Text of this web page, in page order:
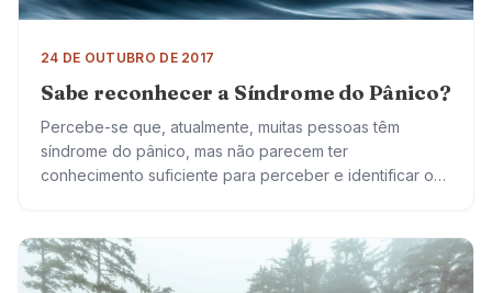
24 DE OUTUBRO DE 2017
Sabe reconhecer a Síndrome do Pânico?
Percebe-se que, atualmente, muitas pessoas têm
síndrome do pânico, mas não parecem ter
conhecimento suficiente para perceber e identificar o